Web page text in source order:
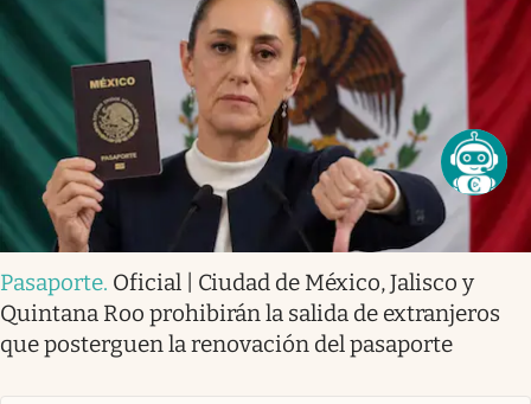
Pasaporte. Oficial | Ciudad de México, Jalisco y
Quintana Roo prohibirán la salida de extranjeros
que posterguen la renovación del pasaporte